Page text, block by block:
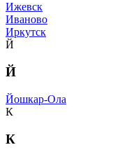
Ижевск
Иваново
Иркутск
Й
Й
Йошкар-Ола
К
К